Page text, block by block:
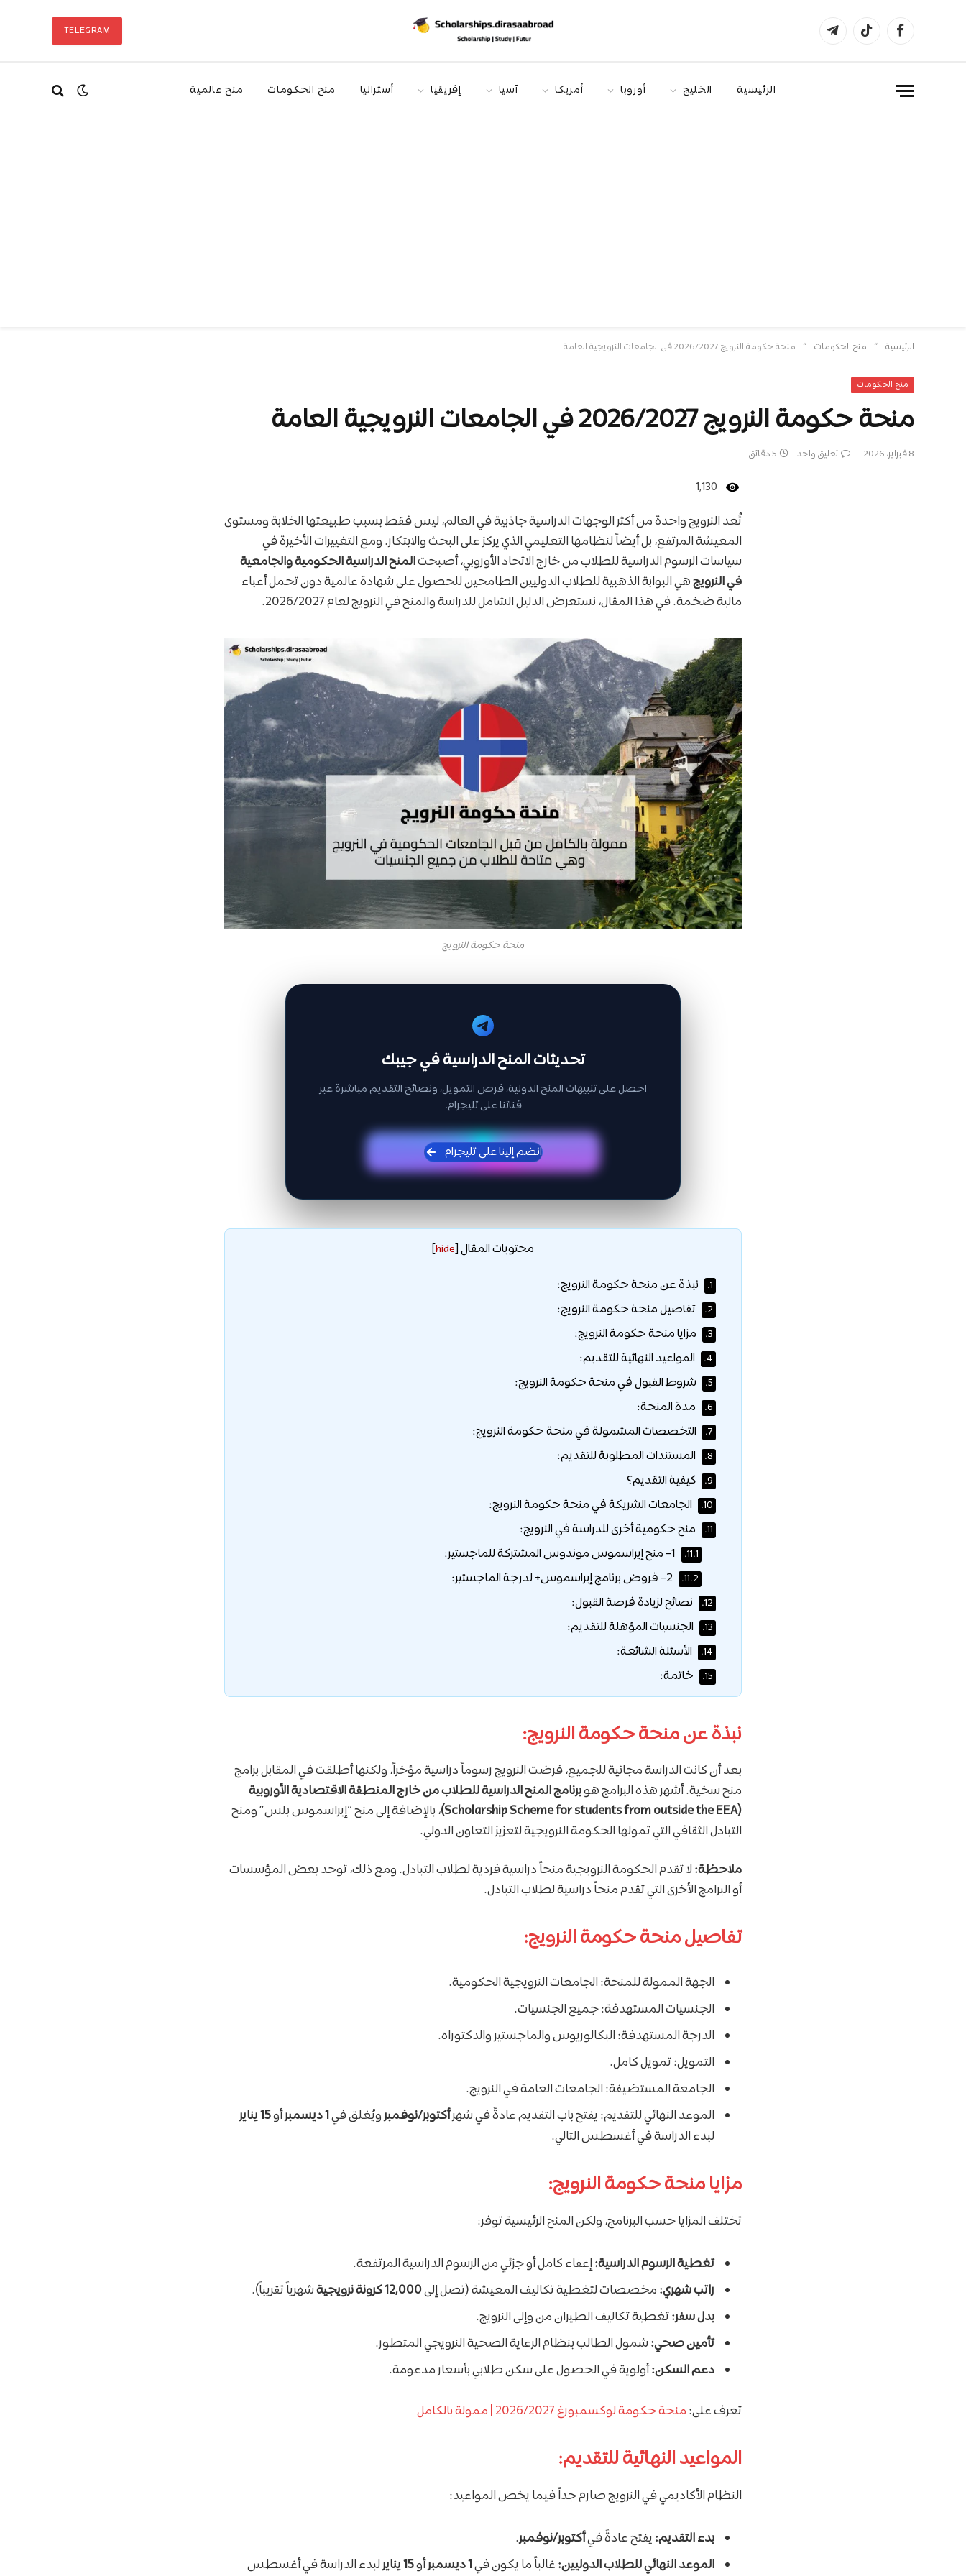
فيسبوكتيكتوكتيلقرام TELEGRAM
الرئيسية الخليج أوروبا أمريكا آسيا إفريقيا أستراليا منح الحكومات منح عالمية
الرئيسية » منح الحكومات » منحة حكومة النرويج 2026/2027 في الجامعات النرويجية العامة
منح الحكومات
منحة حكومة النرويج 2026/2027 في الجامعات النرويجية العامة
8 فبراير، 2026 تعليق واحد 5 دقائق
1٬130
تُعد النرويج واحدة من أكثر الوجهات الدراسية جاذبية في العالم، ليس فقط بسبب طبيعتها الخلابة ومستوى
المعيشة المرتفع، بل أيضاً لنظامها التعليمي الذي يركز على البحث والابتكار. ومع التغييرات الأخيرة في
سياسات الرسوم الدراسية للطلاب من خارج الاتحاد الأوروبي، أصبحتالمنح الدراسية الحكومية والجامعية
في النرويجهي البوابة الذهبية للطلاب الدوليين الطامحين للحصول على شهادة عالمية دون تحمل أعباء
مالية ضخمة. في هذا المقال، نستعرض الدليل الشامل للدراسة والمنح في النرويج لعام 2026/2027.
منحة حكومة النرويج
تحديثات المنح الدراسية في جيبك
احصل على تنبيهات المنح الدولية، فرص التمويل، ونصائح التقديم مباشرة عبر
قناتنا على تليجرام.
انضم إلينا على تليجرام
محتويات المقال [
hide
]
1. نبذة عن منحة حكومة النرويج:
2. تفاصيل منحة حكومة النرويج:
3. مزايا منحة حكومة النرويج:
4. المواعيد النهائية للتقديم:
5. شروط القبول في منحة حكومة النرويج:
6. مدة المنحة:
7. التخصصات المشمولة في منحة حكومة النرويج:
8. المستندات المطلوبة للتقديم:
9. كيفية التقديم؟
10. الجامعات الشريكة في منحة حكومة النرويج:
11. منح حكومية أخرى للدراسة في النرويج:
11.1.
11.2.
12. نصائح لزيادة فرصة القبول:
13. الجنسيات المؤهلة للتقديم:
14. الأسئلة الشائعة:
15. خاتمة:
نبذة عن منحة حكومة النرويج:
بعد أن كانت الدراسة مجانية للجميع، فرضت النرويج رسوماً دراسية مؤخراً، ولكنها أطلقت في المقابل برامج
منح سخية. أشهر هذه البرامج هوبرنامج المنح الدراسية للطلاب من خارج المنطقة الاقتصادية الأوروبية
(Scholarship Scheme for students from outside the EEA)
، بالإضافة إلى منح “إيراسموس بلس” ومنح
التبادل الثقافي التي تمولها الحكومة النرويجية لتعزيز التعاون الدولي.
ملاحظة: لا تقدم الحكومة النرويجية منحاً دراسية فردية لطلاب التبادل. ومع ذلك، توجد بعض المؤسسات
أو البرامج الأخرى التي تقدم منحاً دراسية لطلاب التبادل.
تفاصيل منحة حكومة النرويج:
الجهة الممولة للمنحة: الجامعات النرويجية الحكومية.
الجنسيات المستهدفة: جميع الجنسيات.
الدرجة المستهدفة: البكالوريوس والماجستير والدكتوراه.
التمويل: تمويل كامل.
الجامعة المستضيفة: الجامعات العامة في النرويج.
الموعد النهائي للتقديم: يفتح باب التقديم عادةً في شهرأكتوبر/نوفمبرويُغلق في1 ديسمبر أو15 يناير
لبدء الدراسة في أغسطس التالي.
مزايا منحة حكومة النرويج:
تختلف المزايا حسب البرنامج، ولكن المنح الرئيسية توفر:
تغطية الرسوم الدراسية:إعفاء كامل أو جزئي من الرسوم الدراسية المرتفعة.
راتب شهري: مخصصات لتغطية تكاليف المعيشة (تصل إلى12,000 كرونة نرويجية
شهرياً تقريباً).
بدل سفر:تغطية تكاليف الطيران من وإلى النرويج.
تأمين صحي: شمول الطالب بنظام الرعاية الصحية النرويجي المتطور.
دعم السكن:أولوية في الحصول على سكن طلابي بأسعار مدعومة.
تعرف على: منحة حكومة لوكسمبورغ 2026/2027 | ممولة بالكامل
المواعيد النهائية للتقديم:
النظام الأكاديمي في النرويج صارم جداً فيما يخص المواعيد:
بدء التقديم: يفتح عادةً فيأكتوبر/نوفمبر.
الموعد النهائي للطلاب الدوليين: غالباً ما يكون في1 ديسمبر أو15 يناير لبدء الدراسة في أغسطس